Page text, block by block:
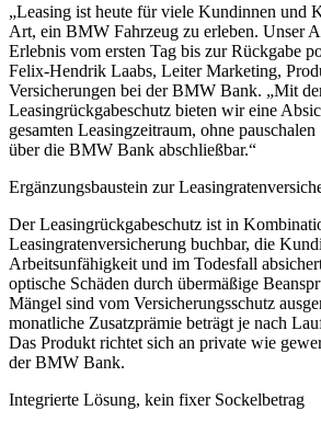
„Leasing ist heute für viele Kundinnen und
Art, ein BMW Fahrzeug zu erleben. Unser
Erlebnis vom ersten Tag bis zur Rückgabe
Felix-Hendrik Laabs, Leiter Marketing,
Versicherungen bei der BMW Bank. „Mit
Leasingrückgabeschutz bieten wir eine
gesamten Leasingzeitraum, ohne
über die BMW Bank abschließbar.“
Ergänzungsbaustein zur
Der Leasingrückgabeschutz ist in
Leasingratenversicherung buchbar, die
Arbeitsunfähigkeit und im Todesfall
optische Schäden durch übermäßige
Mängel sind vom Versicherungsschutz
monatliche Zusatzprämie beträgt je nach
Das Produkt richtet sich an private wie
der BMW Bank.
Integrierte Lösung, kein fixer Sockelbetrag